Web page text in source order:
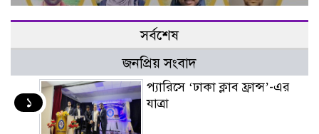
সর্বশেষ
জনপ্রিয় সংবাদ
১
প্যারিসে ‘ঢাকা ক্লাব ফ্রান্স’-এর
যাত্রা